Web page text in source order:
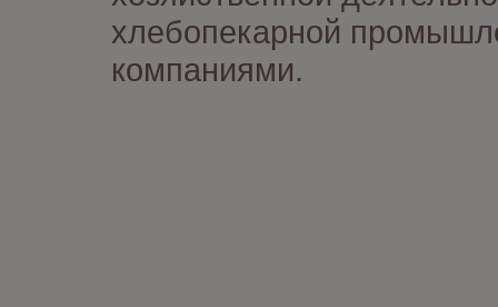
хлебопекарной
компаниями.